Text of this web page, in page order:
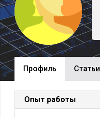
Профиль Cтатьи
Опыт работы